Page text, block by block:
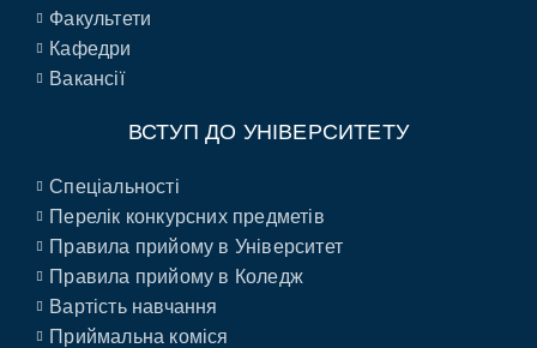
Факультети
Кафедри
Вакансії
ВСТУП ДО УНІВЕРСИТЕТУ
Спеціальності
Перелік конкурсних предметів
Правила прийому в Університет
Правила прийому в Коледж
Вартість навчання
Приймальна коміся